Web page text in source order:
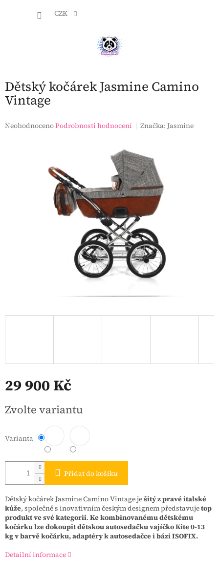
CZK
Dětský kočárek Jasmine Camino
Vintage
Průměrné
NeohodnocenoPodrobnosti hodnocení Značka:Jasmine
29 900 Kč
cena:
Zvolte variantu
Varianta
Přidat do košíku
Dětský kočárek Jasmine Camino Vintage ješitý z pravé italské
kůže, společně s inovativním českým designem představujetop
produktve své kategorii. Ke kombinovanému dětskému
kočárku lze dokoupit dětskou autosedačku vajíčko Kite 0-13
kg v barvě kočárku, adaptéry k autosedačce i bázi ISOFIX.
Detailní informace